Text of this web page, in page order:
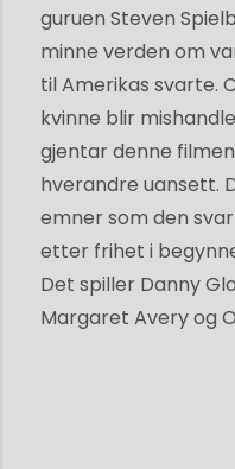
guruen Steven
minne verden om
til Amerikas svarte.
kvinne blir
gjentar denne
hverandre uansett.
emner som den
etter frihet i
Det spiller Danny
Margaret Avery og